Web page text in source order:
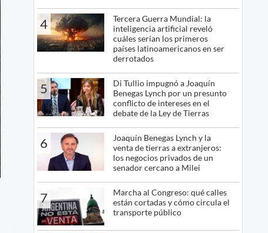
4
Tercera Guerra Mundial: la
inteligencia artificial reveló
cuáles serían los primeros
países latinoamericanos en ser
derrotados
5
Di Tullio impugnó a Joaquín
Benegas Lynch por un presunto
conflicto de intereses en el
debate de la Ley de Tierras
6
Joaquín Benegas Lynch y la
venta de tierras a extranjeros:
los negocios privados de un
senador cercano a Milei
7
Marcha al Congreso: qué calles
están cortadas y cómo circula el
transporte público